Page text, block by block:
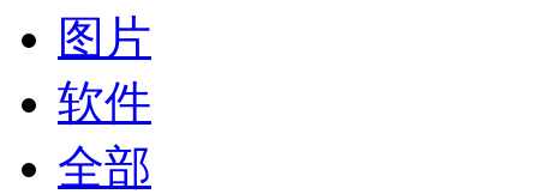
图片
软件
全部